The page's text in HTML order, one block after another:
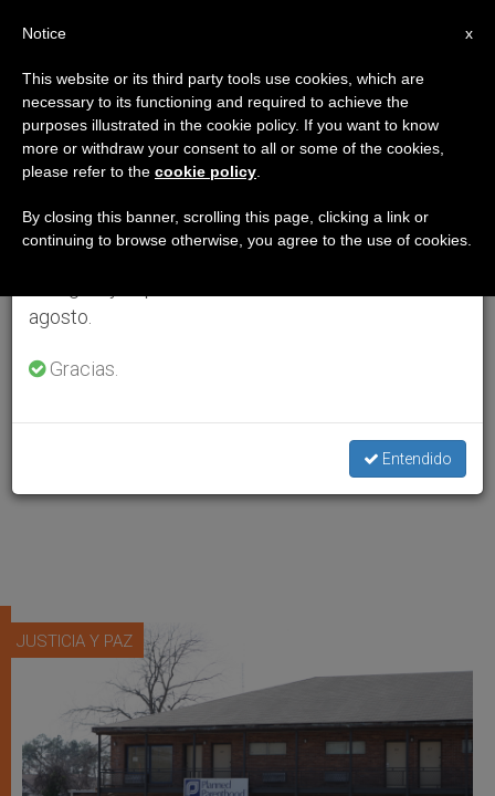
JUSTICIA Y PAZ
×
Aviso importante
Del 27 de julio al 7 de agosto haremos la pausa
anual, aprovechando que en el periodo de verano
se generan menos informaciones y también el
agosto.
Gracias.
Entendido
x
Notice
This website or its third party tools use cookies, which are
necessary to its functioning and required to achieve the
purposes illustrated in the cookie policy. If you want to know
more or withdraw your consent to all or some of the cookies,
please refer to the cookie policy
By closing this banner, scrolling this page, clicking a link or
continuing to browse otherwise, you agree to the use of cookies.